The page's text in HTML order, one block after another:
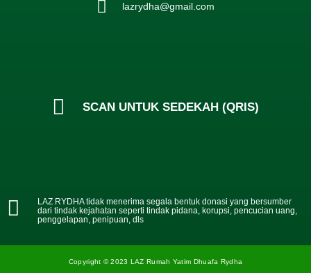
lazrydha@gmail.com
SCAN UNTUK SEDEKAH (QRIS)
LAZ RYDHA tidak menerima segala bentuk donasi yang bersumber
dari tindak kejahatan seperti tindak pidana, korupsi, pencucian uang,
penggelapan, penipuan, dls
Copyright © 2023 LAZ Rumah Yatim Dhuafa Rydha